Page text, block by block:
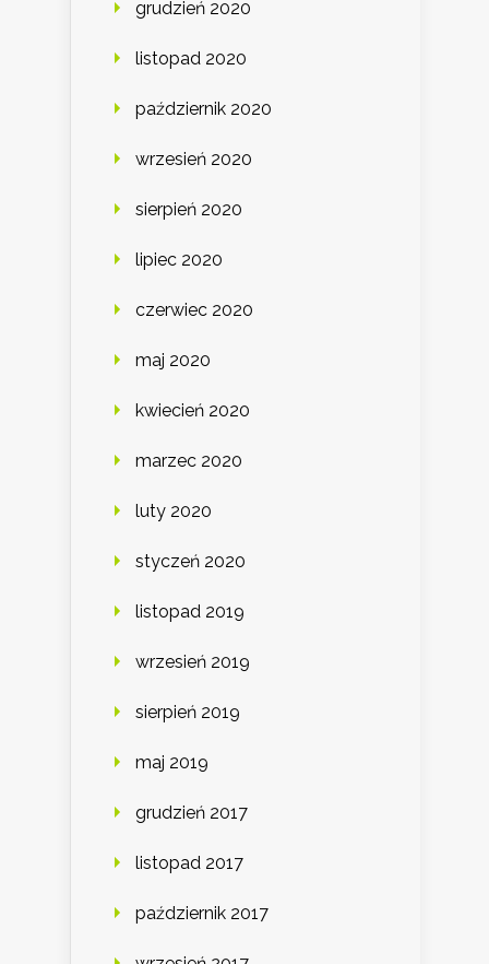
grudzień 2020
listopad 2020
październik 2020
wrzesień 2020
sierpień 2020
lipiec 2020
czerwiec 2020
maj 2020
kwiecień 2020
marzec 2020
luty 2020
styczeń 2020
listopad 2019
wrzesień 2019
sierpień 2019
maj 2019
grudzień 2017
listopad 2017
październik 2017